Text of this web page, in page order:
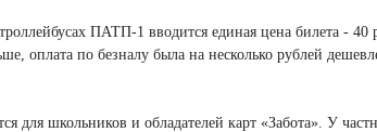
ПАТП-1 вводится единая цена билета -
оплата по безналу была на несколько рублей
для школьников и обладателей карт «Забота». У